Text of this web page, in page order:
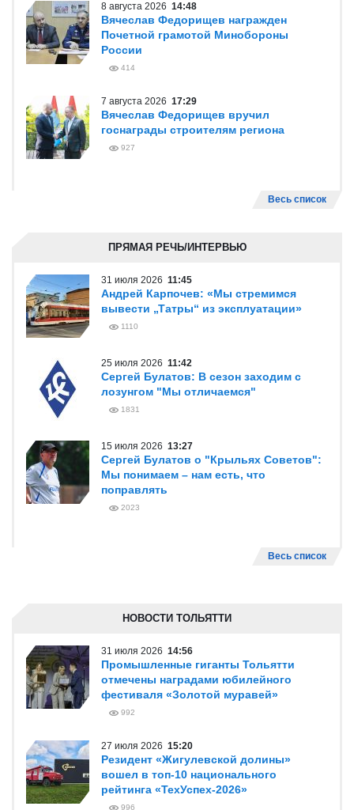
8 августа 2026 14:48
Вячеслав Федорищев награжден
Почетной грамотой Минобороны
России
414
7 августа 2026 17:29
Вячеслав Федорищев вручил
госнаграды строителям региона
927
Весь список
ПРЯМАЯ РЕЧЬ/ИНТЕРВЬЮ
31 июля 2026 11:45
Андрей Карпочев: «Мы стремимся
вывести „Татры“ из эксплуатации»
1110
25 июля 2026 11:42
Сергей Булатов: В сезон заходим с
лозунгом "Мы отличаемся"
1831
15 июля 2026 13:27
Сергей Булатов о "Крыльях Советов":
Мы понимаем – нам есть, что
поправлять
2023
Весь список
НОВОСТИ ТОЛЬЯТТИ
31 июля 2026 14:56
Промышленные гиганты Тольятти
отмечены наградами юбилейного
фестиваля «Золотой муравей»
992
27 июля 2026 15:20
Резидент «Жигулевской долины»
вошел в топ-10 национального
рейтинга «ТехУспех-2026»
996